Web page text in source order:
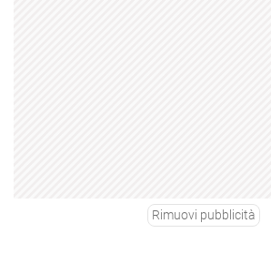
Rimuovi pubblicità